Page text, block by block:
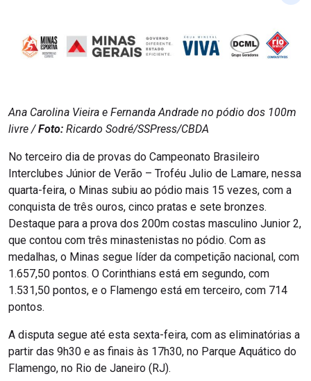
Ana Carolina Vieira e Fernanda Andrade no pódio dos 100m
livre /Foto: Ricardo Sodré/SSPress/CBDA
No terceiro dia de provas do Campeonato Brasileiro
Interclubes Júnior de Verão – Troféu Julio de Lamare, nessa
quarta-feira, o Minas subiu ao pódio mais 15 vezes, com a
conquista de três ouros, cinco pratas e sete bronzes.
Destaque para a prova dos 200m costas masculino Junior 2,
que contou com três minastenistas no pódio. Com as
medalhas, o Minas segue líder da competição nacional, com
1.657,50 pontos. O Corinthians está em segundo, com
1.531,50 pontos, e o Flamengo está em terceiro, com 714
pontos.
A disputa segue até esta sexta-feira, com as eliminatórias a
partir das 9h30 e as finais às 17h30, no Parque Aquático do
Flamengo, no Rio de Janeiro (RJ).